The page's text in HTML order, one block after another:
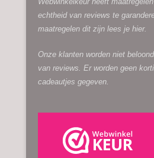
echtheid van reviews te
maatregelen dit zijn lees je hier.
Onze klanten worden niet
van reviews. Er worden geen
cadeautjes gegeven.